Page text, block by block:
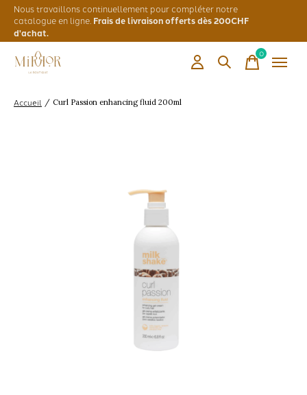
Nous travaillons continuellement pour compléter notre
catalogue en ligne. Frais de livraison offerts dès 200CHF
d'achat.
0items
Accueil / Curl Passion enhancing fluid 200ml